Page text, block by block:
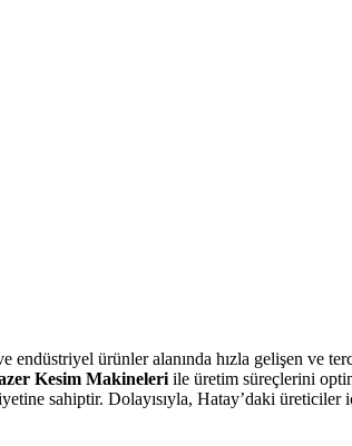
ürünler alanında hızla gelişen ve
Kesim Makineleri ile üretim süreçlerini
sahiptir. Dolayısıyla, Hatay’daki üreticiler